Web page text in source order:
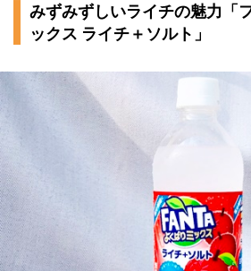
みずみずしいライチの魅力「
ックス ライチ＋ソルト」